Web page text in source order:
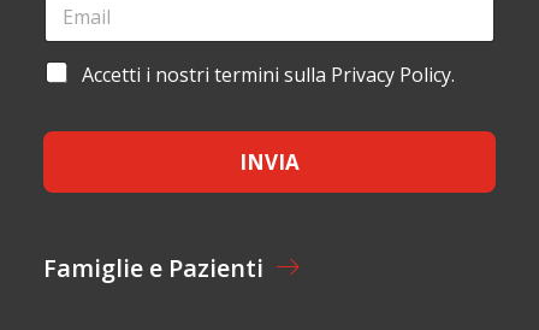
O
E
A
I
L
M
L
A
I
A
I
L
A
E
T
O
Accetti i nostri termini sulla Privacy Policy.
INVIA
Famiglie e Pazienti